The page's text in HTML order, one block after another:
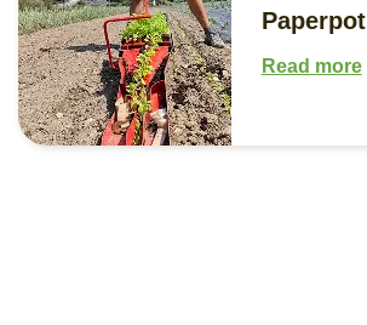
Paperpot
Read more